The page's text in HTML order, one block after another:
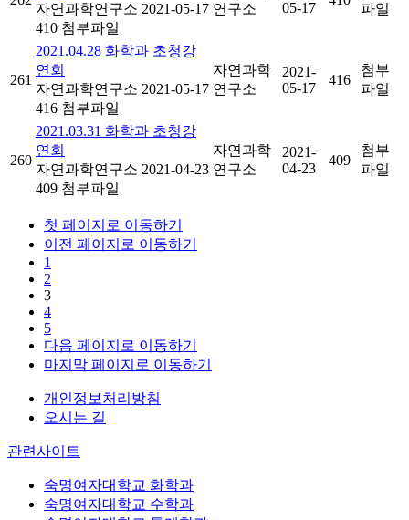
자연과학연구소 2021-05-17
410 첨부파일
연구소
05-17
파일
261
2021.04.28 화학과 초청강
연회
자연과학연구소 2021-05-17
416 첨부파일
자연과학
연구소
2021-
05-17
416
첨부
파일
260
2021.03.31 화학과 초청강
연회
자연과학연구소 2021-04-23
409 첨부파일
자연과학
연구소
2021-
04-23
409
첨부
파일
첫 페이지로 이동하기
이전 페이지로 이동하기
1
2
3
4
5
다음 페이지로 이동하기
마지막 페이지로 이동하기
개인정보처리방침
오시는 길
관련사이트
숙명여자대학교 화학과
숙명여자대학교 수학과